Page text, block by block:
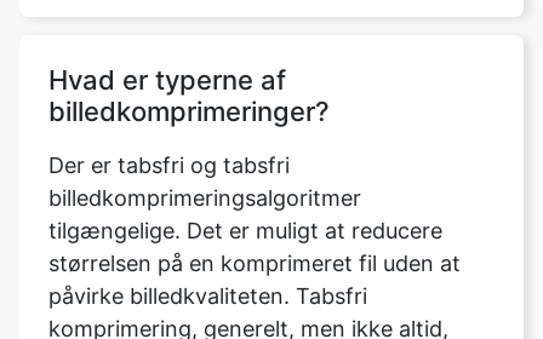
Der er tabsfri og tabsfri
billedkomprimeringsalgoritmer
tilgængelige. Det er muligt at reducere
størrelsen på en komprimeret fil uden at
påvirke billedkvaliteten. Tabsfri
komprimering, generelt, men ikke altid,
resulterer i større filer end tabsfri
komprimering. Det anbefales at bruge
tabsfri komprimering, når du arbejder med